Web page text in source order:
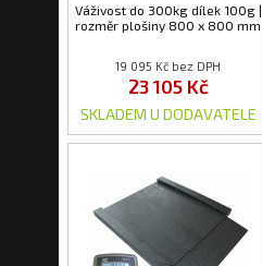
Váživost do 300kg dílek 100g |
rozměr plošiny 800 x 800 mm
19 095 Kč bez DPH
23 105 Kč
SKLADEM U DODAVATELE